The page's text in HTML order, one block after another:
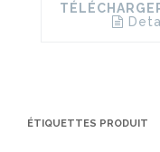
ÉTIQUETTES PRODUIT